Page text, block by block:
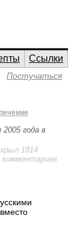
Ссылки
Постучаться
2005 года в
1814